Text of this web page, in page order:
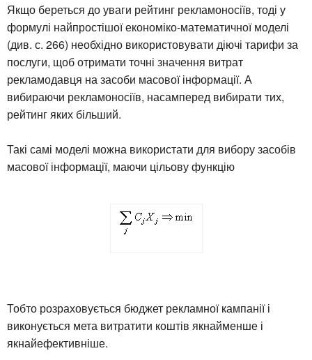
Якщо береться до уваги рейтинг рекламоносіїв, тоді у
формулі найпростішої економіко-математичної моделі
(див. с. 266) необхідно використовувати діючі тарифи за
послуги, щоб отримати точні значення витрат
рекламодавця на засоби масової інформації. А
вибираючи рекламоносіїв, насамперед вибирати тих,
рейтинг яких більший.
Такі самі моделі можна використати для вибору засобів
масової інформації, маючи цільову функцію
Тобто розраховується бюджет рекламної кампанії і
виконується мета витратити коштів якнайменше і
якнайефективніше.